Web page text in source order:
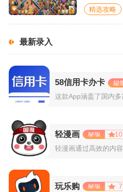
精选攻略
最新录入
58信用卡办卡
轻漫画
10
玩乐购
7